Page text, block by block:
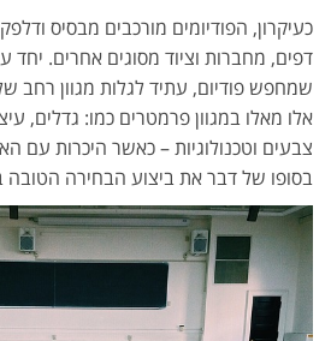
כעיקרון, הפודיומים מורכבים מבסיס
דפים, מחברות וציוד מסוגים אחרים. יחד
שמחפש פודיום, עתיד לגלות מגוון רחב
אלו מאלו במגוון פרמטרים כמו: גדלים,
צבעים וטכנולוגיות – כאשר היכרות עם
בסופו של דבר את ביצוע הבחירה הטובה